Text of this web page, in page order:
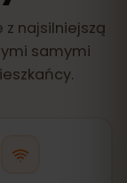
z najsilniejszą
samymi